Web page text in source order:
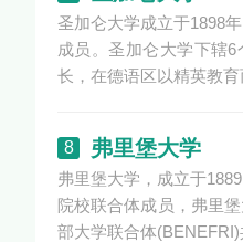
圣加仑大学成立于1898
成员。圣加仑大学下辖
长，在德语区以精英教育
8 弗里堡大学
弗里堡大学，成立于
院校联合体成员，弗里
部大学联合体(BENEFRI)